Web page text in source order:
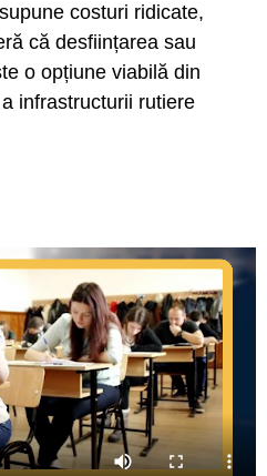
costuri ridicate,
că desființarea sau
o opțiune viabilă din
infrastructurii rutiere